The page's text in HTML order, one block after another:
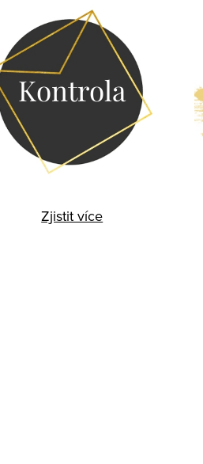
Kontrola
Zjistit více